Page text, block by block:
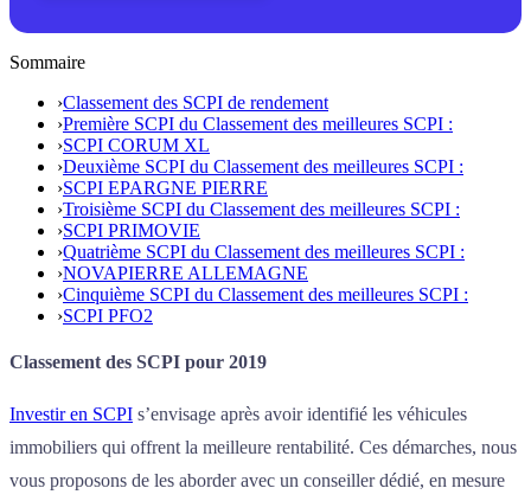
Sommaire
›Classement des SCPI de rendement
›Première SCPI du Classement des meilleures SCPI :
›SCPI CORUM XL
›Deuxième SCPI du Classement des meilleures SCPI :
›SCPI EPARGNE PIERRE
›Troisième SCPI du Classement des meilleures SCPI :
›SCPI PRIMOVIE
›Quatrième SCPI du Classement des meilleures SCPI :
›NOVAPIERRE ALLEMAGNE
›Cinquième SCPI du Classement des meilleures SCPI :
›SCPI PFO2
Classement des SCPI pour 2019
Investir en SCPI s’envisage après avoir identifié les véhicules
immobiliers qui offrent la meilleure rentabilité. Ces démarches, nous
vous proposons de les aborder avec un conseiller dédié, en mesure